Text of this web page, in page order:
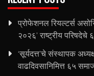
प्रोफेशनल रियल्टर्स
२०२६’ राष्ट्रीय
‘सूर्यदत्त’चे संस्थापक
वाढदिवसानिमित्त ६५